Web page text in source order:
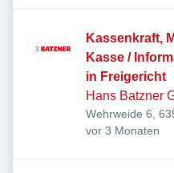
Kassenkraft,
Kasse /
in Freigericht
Hans Batzner
Wehrweide 6,
Deutschland
Veröffentlicht:
vor 3 Monaten